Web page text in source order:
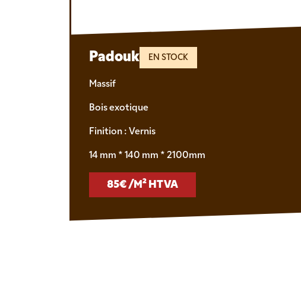
Padouk EN STOCK
Massif
Bois exotique
Finition : Vernis
14 mm * 140 mm * 2100mm
85€ /M² HTVA